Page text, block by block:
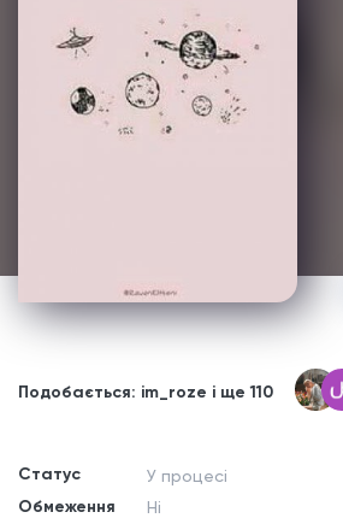
Подобається: im_roze і ще 110
Статус
Обмеження
У процесі
Ні